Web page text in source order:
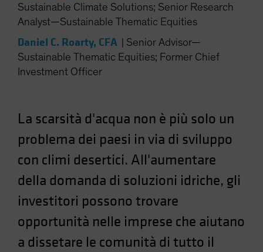
New Zealand
Norway
Other Asia-Pacific
Poland
South Korea - 대한민국
Spain
UK
United States (US Citizens)
US (Non-US Citizens/NRC)
Sustainable Climate Solutions; Senior Research
Analyst—Sustainable Thematic Equities
Daniel C. Roarty, CFA
Senior Advisor—
Sustainable Thematic Equities; Former Chief
Investment Officer
La scarsità d'acqua non è più solo un
problema dei paesi in via di sviluppo
con climi desertici. All'aumentare
della domanda di soluzioni idriche, gli
investitori possono trovare
opportunità nelle imprese che aiutano
a dissetare le comunità di tutto il